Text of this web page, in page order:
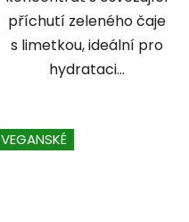
příchutí zeleného čaje
s limetkou, ideální pro
hydrataci...
VEGANSKÉ